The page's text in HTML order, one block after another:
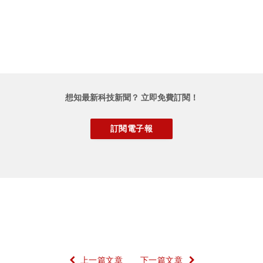
想知最新科技新聞？ 立即免費訂閱！
上一篇文章 下一篇文章